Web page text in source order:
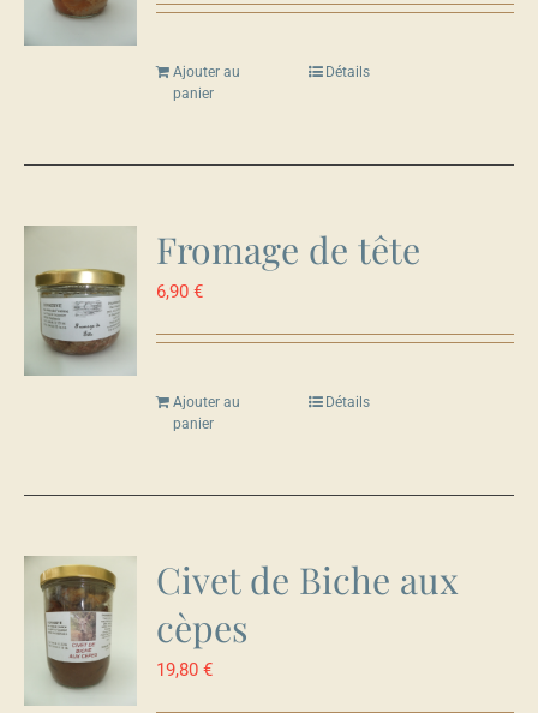
Ajouter au
panier
Détails
Fromage de tête
6,90€
Ajouter au
panier
Détails
Civet de Biche aux
cèpes
19,80€